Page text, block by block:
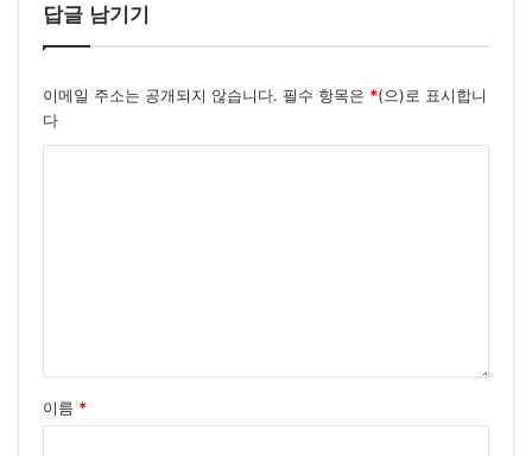
답글 남기기
이메일 주소는 공개되지 않습니다. 필수 항목은 *(으)로 표시합니
다
이름 *